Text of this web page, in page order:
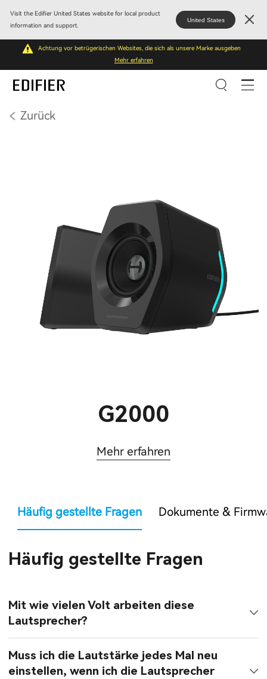
Visit the Edifier United States website for local product
information and support.
United States
Achtung vor betrügerischen Websites, die sich als unsere Marke ausgeben
Mehr erfahren
Zurück
G2000
Mehr erfahren
Häufig gestellte Fragen Dokumente &
Häufig gestellte Fragen
Mit wie vielen Volt arbeiten diese
Lautsprecher?
Muss ich die Lautstärke jedes Mal neu
einstellen, wenn ich die Lautsprecher